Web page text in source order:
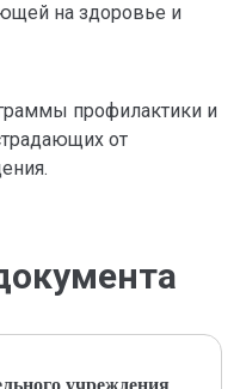
на здоровье и
профилактики и
от
учреждения